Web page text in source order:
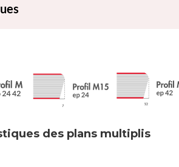
des plans multiplis